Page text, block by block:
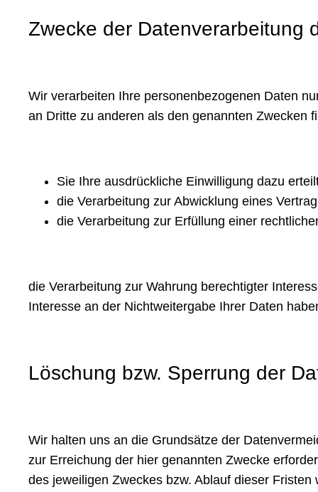
Zwecke der Datenverarbeitung
Wir verarbeiten Ihre personenbezogenen Daten
an Dritte zu anderen als den genannten Zwecken
Sie Ihre ausdrückliche Einwilligung dazu
die Verarbeitung zur Abwicklung eines
die Verarbeitung zur Erfüllung einer
die Verarbeitung zur Wahrung berechtigter
Interesse an der Nichtweitergabe Ihrer Daten
Löschung bzw. Sperrung der
Wir halten uns an die Grundsätze der
zur Erreichung der hier genannten Zwecke
des jeweiligen Zweckes bzw. Ablauf dieser